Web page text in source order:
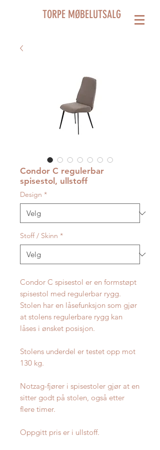
TORPE MØBELUTSALG
Condor C regulerbar
spisestol, ullstoff
Design *
Stoff / Skinn *
Condor C spisestol er en formstøpt
spisestol med regulerbar rygg.
Stolen har en låsefunksjon som gjør
at stolens regulerbare rygg kan
låses i ønsket posisjon.
Stolens underdel er testet opp mot
130 kg.
Notzag-fjører i spisestoler gjør at en
sitter godt på stolen, også etter
flere timer.
Oppgitt pris er i ullstoff.